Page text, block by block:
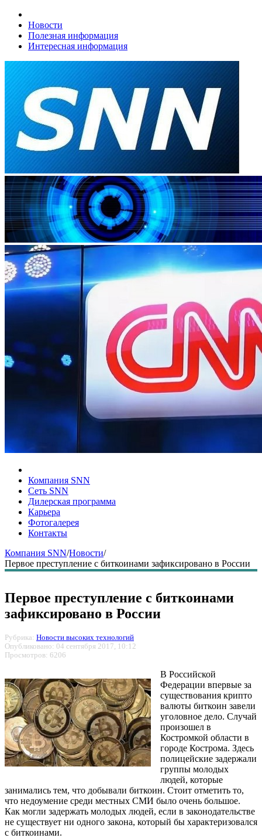
Новости
Полезная информация
Интересная информация
Компания SNN
Сеть SNN
Дилерская программа
Карьера
Фотогалерея
Контакты
Компания SNN/Новости/
Первое преступление с биткоинами зафиксировано в России
Первое преступление с биткоинами
зафиксировано в России
Рубрика: Новости высоких технологий
Опубликовано: 04 сентября 2017, 10:12
Просмотров: 6206
В Российской
Федерации впервые за
существования крипто
валюты биткоин завели
уголовное дело. Случай
произошел в
Костромкой области в
городе Кострома. Здесь
полицейские задержали
группы молодых
людей, которые
занимались тем, что добывали биткоин. Стоит отметить то,
что недоумение среди местных СМИ было очень большое.
Как могли задержать молодых людей, если в законодательстве
не существует ни одного закона, который бы характеризовался
с биткоинами.